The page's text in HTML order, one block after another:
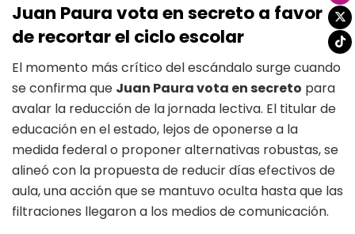
Juan Paura vota en secreto a favor
de recortar el ciclo escolar
El momento más crítico del escándalo surge cuando
se confirma que Juan Paura vota en secreto para
avalar la reducción de la jornada lectiva. El titular de
educación en el estado, lejos de oponerse a la
medida federal o proponer alternativas robustas, se
alineó con la propuesta de reducir días efectivos de
aula, una acción que se mantuvo oculta hasta que las
filtraciones llegaron a los medios de comunicación.